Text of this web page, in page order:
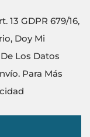
13 GDPR 679/16,
Doy Mi
Los Datos
Para Más